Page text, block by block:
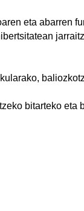
eta abarren
bitarteko